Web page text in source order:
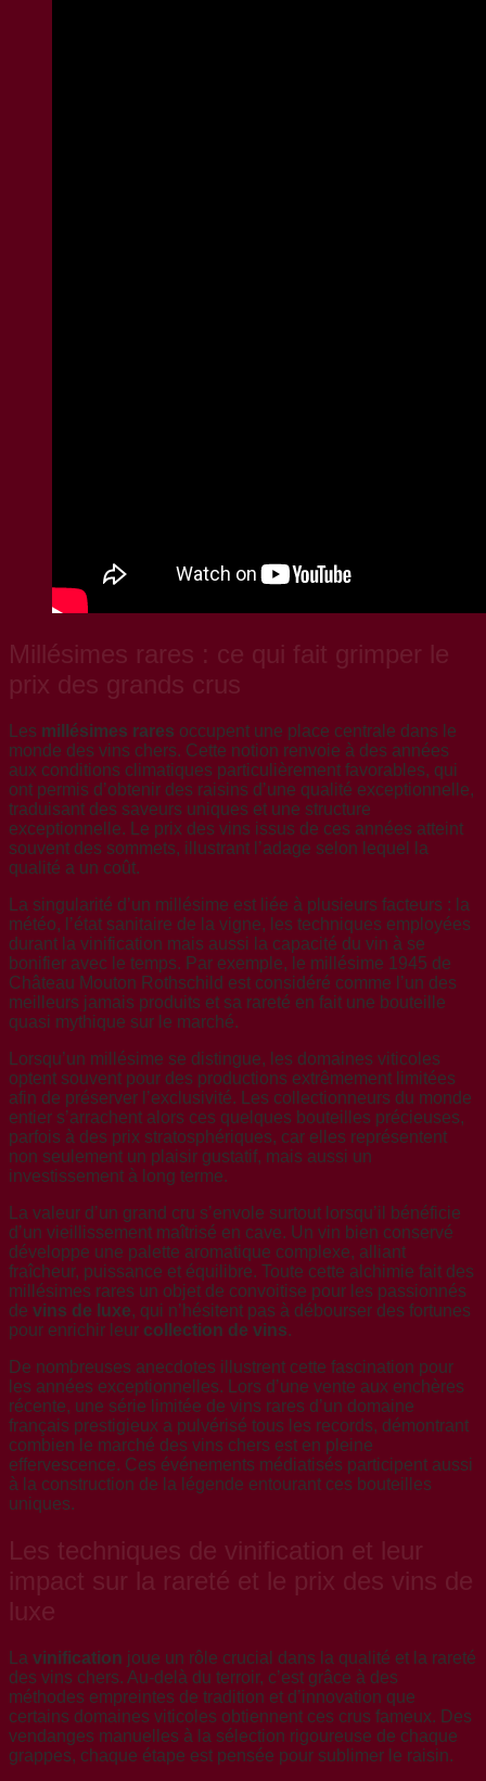
Millésimes rares : ce qui fait grimper le
prix des grands crus
Les millésimes rares occupent une place centrale dans le
monde des vins chers. Cette notion renvoie à des années
aux conditions climatiques particulièrement favorables, qui
ont permis d’obtenir des raisins d’une qualité exceptionnelle,
traduisant des saveurs uniques et une structure
exceptionnelle. Le prix des vins issus de ces années atteint
souvent des sommets, illustrant l’adage selon lequel la
qualité a un coût.
La singularité d’un millésime est liée à plusieurs facteurs : la
météo, l’état sanitaire de la vigne, les techniques employées
durant la vinification mais aussi la capacité du vin à se
bonifier avec le temps. Par exemple, le millésime 1945 de
Château Mouton Rothschild est considéré comme l’un des
meilleurs jamais produits et sa rareté en fait une bouteille
quasi mythique sur le marché.
Lorsqu’un millésime se distingue, les domaines viticoles
optent souvent pour des productions extrêmement limitées
afin de préserver l’exclusivité. Les collectionneurs du monde
entier s’arrachent alors ces quelques bouteilles précieuses,
parfois à des prix stratosphériques, car elles représentent
non seulement un plaisir gustatif, mais aussi un
investissement à long terme.
La valeur d’un grand cru s’envole surtout lorsqu’il bénéficie
d’un vieillissement maîtrisé en cave. Un vin bien conservé
développe une palette aromatique complexe, alliant
fraîcheur, puissance et équilibre. Toute cette alchimie fait des
millésimes rares un objet de convoitise pour les passionnés
de vins de luxe, qui n’hésitent pas à débourser des fortunes
pour enrichir leur collection de vins.
De nombreuses anecdotes illustrent cette fascination pour
les années exceptionnelles. Lors d’une vente aux enchères
récente, une série limitée de vins rares d’un domaine
français prestigieux a pulvérisé tous les records, démontrant
combien le marché des vins chers est en pleine
effervescence. Ces événements médiatisés participent aussi
à la construction de la légende entourant ces bouteilles
uniques.
Les techniques de vinification et leur
impact sur la rareté et le prix des vins de
luxe
La vinification joue un rôle crucial dans la qualité et la rareté
des vins chers. Au-delà du terroir, c’est grâce à des
méthodes empreintes de tradition et d’innovation que
certains domaines viticoles obtiennent ces crus fameux. Des
vendanges manuelles à la sélection rigoureuse de chaque
grappes, chaque étape est pensée pour sublimer le raisin.